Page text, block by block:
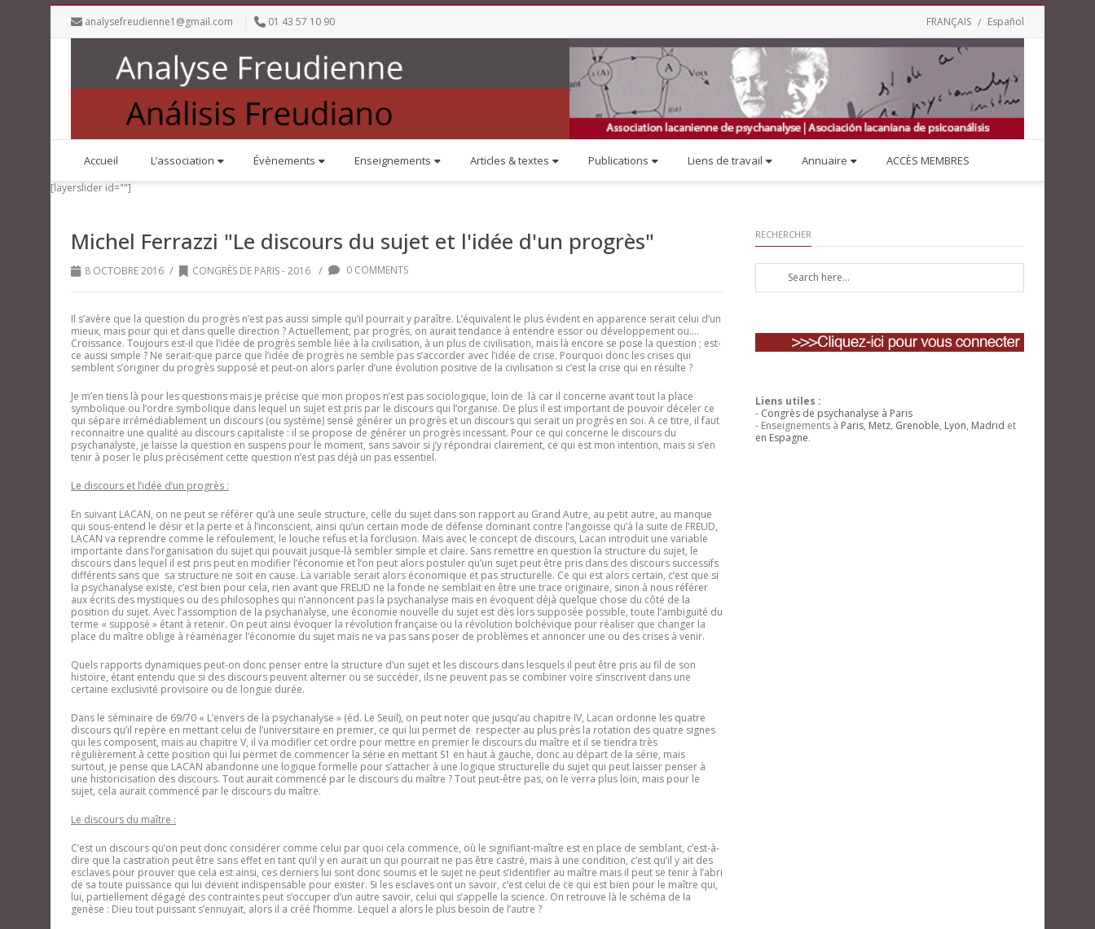
analysefreudienne1@gmail.com 01 43 57 10 90 FRANÇAIS Español
Accueil L’association Évènements Enseignements Articles & textes Publications Liens de travail Annuaire ACCÈS MEMBRES
[layerslider id=""]
Michel Ferrazzi "Le discours du sujet et l'idée d'un progrès"
8 OCTOBRE 2016 / CONGRÈS DE PARIS - 2016 / 0 COMMENTS
Il s’avère que la question du progrès n’est pas aussi simple qu’il pourrait y paraître. L’équivalent le plus évident en apparence serait celui d’un
mieux, mais pour qui et dans quelle direction ? Actuellement, par progrès, on aurait tendance à entendre essor ou développement ou….
Croissance. Toujours est-il que l’idée de progrès semble liée à la civilisation, à un plus de civilisation, mais là encore se pose la question ; est-
ce aussi simple ? Ne serait-que parce que l’idée de progrès ne semble pas s’accorder avec l’idée de crise. Pourquoi donc les crises qui
semblent s’originer du progrès supposé et peut-on alors parler d’une évolution positive de la civilisation si c’est la crise qui en résulte ?
Je m’en tiens là pour les questions mais je précise que mon propos n’est pas sociologique, loin de là car il concerne avant tout la place
symbolique ou l’ordre symbolique dans lequel un sujet est pris par le discours qui l’organise. De plus il est important de pouvoir déceler ce
qui sépare irrémédiablement un discours (ou système) sensé générer un progrès et un discours qui serait un progrès en soi. A ce titre, il faut
reconnaitre une qualité au discours capitaliste : il se propose de générer un progrès incessant. Pour ce qui concerne le discours du
psychanalyste, je laisse la question en suspens pour le moment, sans savoir si j’y répondrai clairement, ce qui est mon intention, mais si s’en
tenir à poser le plus précisément cette question n’est pas déjà un pas essentiel.
Le discours et l’idée d’un progrès :
En suivant LACAN, on ne peut se référer qu’à une seule structure, celle du sujet dans son rapport au Grand Autre, au petit autre, au manque
qui sous-entend le désir et la perte et à l’inconscient, ainsi qu’un certain mode de défense dominant contre l’angoisse qu’à la suite de FREUD,
LACAN va reprendre comme le refoulement, le louche refus et la forclusion. Mais avec le concept de discours, Lacan introduit une variable
importante dans l’organisation du sujet qui pouvait jusque-là sembler simple et claire. Sans remettre en question la structure du sujet, le
discours dans lequel il est pris peut en modifier l’économie et l’on peut alors postuler qu’un sujet peut être pris dans des discours successifs
différents sans que sa structure ne soit en cause. La variable serait alors économique et pas structurelle. Ce qui est alors certain, c’est que si
la psychanalyse existe, c’est bien pour cela, rien avant que FREUD ne la fonde ne semblait en être une trace originaire, sinon à nous référer
aux écrits des mystiques ou des philosophes qui n’annoncent pas la psychanalyse mais en évoquent déjà quelque chose du côté de la
position du sujet. Avec l’assomption de la psychanalyse, une économie nouvelle du sujet est dès lors supposée possible, toute l’ambiguïté du
terme « supposé » étant à retenir. On peut ainsi évoquer la révolution française ou la révolution bolchévique pour réaliser que changer la
place du maître oblige à réaménager l’économie du sujet mais ne va pas sans poser de problèmes et annoncer une ou des crises à venir.
Quels rapports dynamiques peut-on donc penser entre la structure d’un sujet et les discours dans lesquels il peut être pris au fil de son
histoire, étant entendu que si des discours peuvent alterner ou se succéder, ils ne peuvent pas se combiner voire s’inscrivent dans une
certaine exclusivité provisoire ou de longue durée.
Dans le séminaire de 69/70 « L’envers de la psychanalyse » (éd. Le Seuil), on peut noter que jusqu’au chapitre IV, Lacan ordonne les quatre
discours qu’il repère en mettant celui de l’universitaire en premier, ce qui lui permet de respecter au plus près la rotation des quatre signes
qui les composent, mais au chapitre V, il va modifier cet ordre pour mettre en premier le discours du maître et il se tiendra très
régulièrement à cette position qui lui permet de commencer la série en mettant S1 en haut à gauche, donc au départ de la série, mais
surtout, je pense que LACAN abandonne une logique formelle pour s’attacher à une logique structurelle du sujet qui peut laisser penser à
une historicisation des discours. Tout aurait commencé par le discours du maître ? Tout peut-être pas, on le verra plus loin, mais pour le
sujet, cela aurait commencé par le discours du maître.
Le discours du maître :
C’est un discours qu’on peut donc considérer comme celui par quoi cela commence, où le signifiant-maître est en place de semblant, c’est-à-
dire que la castration peut être sans effet en tant qu’il y en aurait un qui pourrait ne pas être castré, mais à une condition, c’est qu’il y ait des
esclaves pour prouver que cela est ainsi, ces derniers lui sont donc soumis et le sujet ne peut s’identifier au maître mais il peut se tenir à l’abri
de sa toute puissance qui lui devient indispensable pour exister. Si les esclaves ont un savoir, c’est celui de ce qui est bien pour le maître qui,
lui, partiellement dégagé des contraintes peut s’occuper d’un autre savoir, celui qui s’appelle la science. On retrouve là le schéma de la
genèse : Dieu tout puissant s’ennuyait, alors il a créé l’homme. Lequel a alors le plus besoin de l’autre ?
RECHERCHER
Liens utiles :
- Congrès de psychanalyse à Paris
- Enseignements à Paris, Metz, Grenoble, Lyon, Madrid et
en Espagne.